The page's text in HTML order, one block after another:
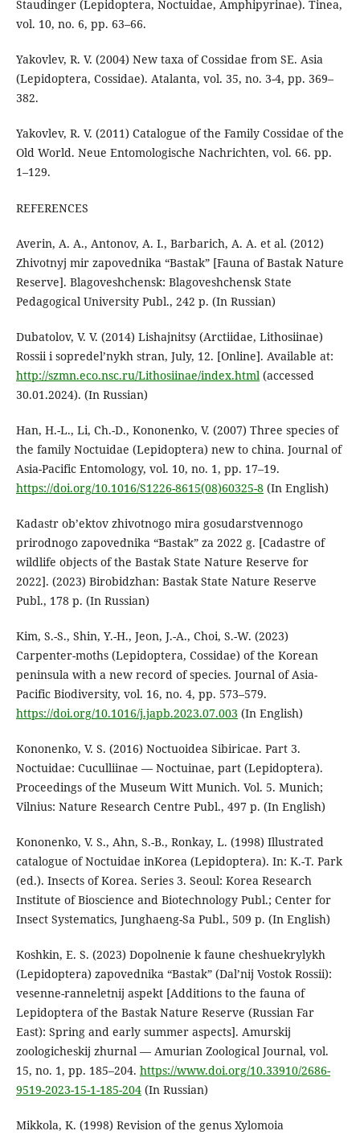
Staudinger (Lepidoptera, Noctuidae, Amphipyrinae). Tinea,
vol. 10, no. 6, pp. 63–66.
Yakovlev, R. V. (2004) New taxa of Cossidae from SE. Asia
(Lepidoptera, Cossidae). Atalanta, vol. 35, no. 3-4, pp. 369–
382.
Yakovlev, R. V. (2011) Catalogue of the Family Cossidae of the
Old World. Neue Entomologische Nachrichten, vol. 66. pp.
1–129.
REFERENCES
Averin, A. A., Antonov, A. I., Barbarich, A. A. et al. (2012)
Zhivotnyj mir zapovednika “Bastak” [Fauna of Bastak Nature
Reserve]. Blagoveshchensk: Blagoveshchensk State
Pedagogical University Publ., 242 p. (In Russian)
Dubatolov, V. V. (2014) Lishajnitsy (Arctiidae, Lithosiinae)
Rossii i sopredel’nykh stran, July, 12. [Online]. Available at:
http://szmn.eco.nsc.ru/Lithosiinae/index.html (accessed
30.01.2024). (In Russian)
Han, H.-L., Li, Ch.-D., Kononenko, V. (2007) Three species of
the family Noctuidae (Lepidoptera) new to china. Journal of
Asia-Pacific Entomology, vol. 10, no. 1, pp. 17–19.
https://doi.org/10.1016/S1226-8615(08)60325-8(In English)
Kadastr ob’ektov zhivotnogo mira gosudarstvennogo
prirodnogo zapovednika “Bastak” za 2022 g. [Cadastre of
wildlife objects of the Bastak State Nature Reserve for
2022]. (2023) Birobidzhan: Bastak State Nature Reserve
Publ., 178 p. (In Russian)
Kim, S.-S., Shin, Y.-H., Jeon, J.-A., Choi, S.-W. (2023)
Carpenter-moths (Lepidoptera, Cossidae) of the Korean
peninsula with a new record of species. Journal of Asia-
Pacific Biodiversity, vol. 16, no. 4, pp. 573–579.
https://doi.org/10.1016/j.japb.2023.07.003 (In English)
Kononenko, V. S. (2016) Noctuoidea Sibiricae. Part 3.
Noctuidae: Cuculliinae — Noctuinae, part (Lepidoptera).
Proceedings of the Museum Witt Munich. Vol. 5. Munich;
Vilnius: Nature Research Centre Publ., 497 p. (In English)
Kononenko, V. S., Ahn, S.-B., Ronkay, L. (1998) Illustrated
catalogue of Noctuidae inKorea (Lepidoptera). In: K.-T. Park
(ed.). Insects of Korea. Series 3. Seoul: Korea Research
Institute of Bioscience and Biotechnology Publ.; Center for
Insect Systematics, Junghaeng-Sa Publ., 509 p. (In English)
Koshkin, E. S. (2023) Dopolnenie k faune cheshuekrylykh
(Lepidoptera) zapovednika “Bastak” (Dal’nij Vostok Rossii):
vesenne-ranneletnij aspekt [Additions to the fauna of
Lepidoptera of the Bastak Nature Reserve (Russian Far
East): Spring and early summer aspects]. Amurskij
zoologicheskij zhurnal — Amurian Zoological Journal, vol.
15, no. 1, pp. 185–204. https://www.doi.org/10.33910/2686-
9519-2023-15-1-185-204(In Russian)
Mikkola, K. (1998) Revision of the genus Xylomoia